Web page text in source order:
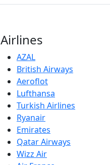
Airlines
AZAL
British Airways
Aeroflot
Lufthansa
Turkish Airlines
Ryanair
Emirates
Qatar Airways
Wizz Air